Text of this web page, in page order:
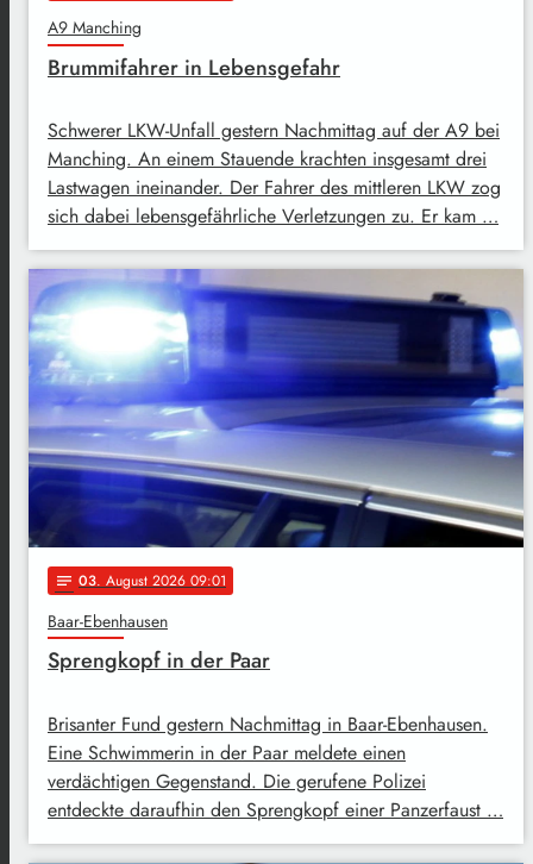
A9 Manching
Brummifahrer in Lebensgefahr
Schwerer LKW-Unfall gestern Nachmittag auf der A9 bei
Manching. An einem Stauende krachten insgesamt drei
Lastwagen ineinander. Der Fahrer des mittleren LKW zog
sich dabei lebensgefährliche Verletzungen zu. Er kam …
notes 03. August 2026 09:01
Baar-Ebenhausen
Sprengkopf in der Paar
Brisanter Fund gestern Nachmittag in Baar-Ebenhausen.
Eine Schwimmerin in der Paar meldete einen
verdächtigen Gegenstand. Die gerufene Polizei
entdeckte daraufhin den Sprengkopf einer Panzerfaust …